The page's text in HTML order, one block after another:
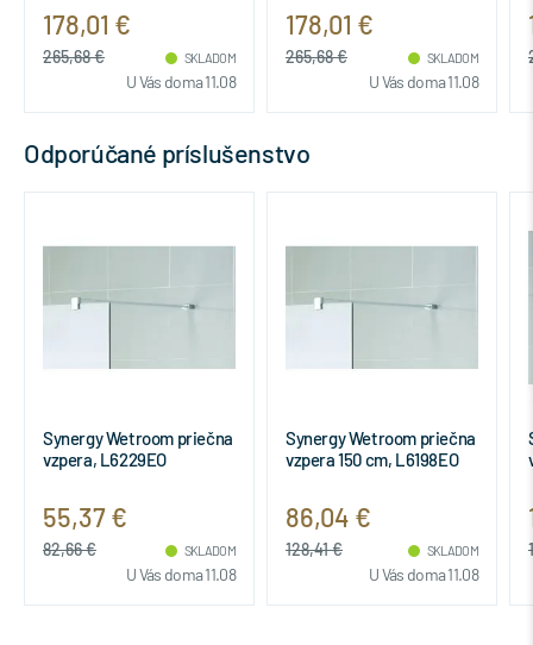
178,01 €
265,68 € SKLADOM
U Vás doma 11.08
178,01 €
265,68 € SKLADOM
U Vás doma 11.08
Odporúčané príslušenstvo
Synergy Wetroom priečna
vzpera 150 cm, L6198EO
86,04 €
128,41 € SKLADOM
U Vás doma 11.08
Synergy Wetroom uhlová
vzpera, L6230EO
108,78 €
162,36 € SKLADOM
U Vás doma 11.08